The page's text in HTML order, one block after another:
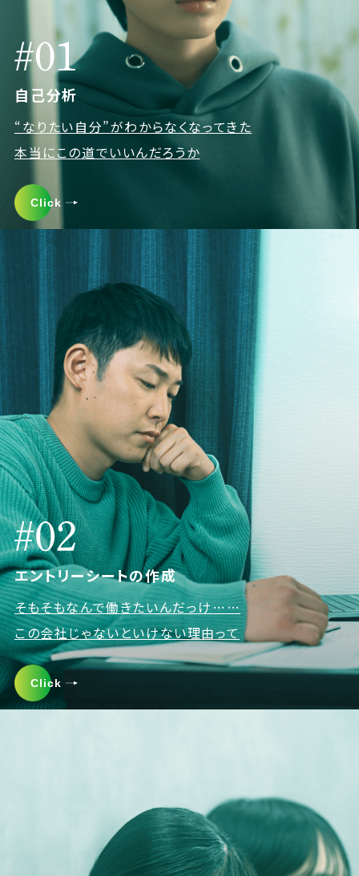
自己分析
“なりたい自分”がわからなくなってきた
本当にこの道でいいんだろうか
Click
エントリーシートの作成
そもそもなんで働きたいんだっけ……
この会社じゃないといけない理由って
Click